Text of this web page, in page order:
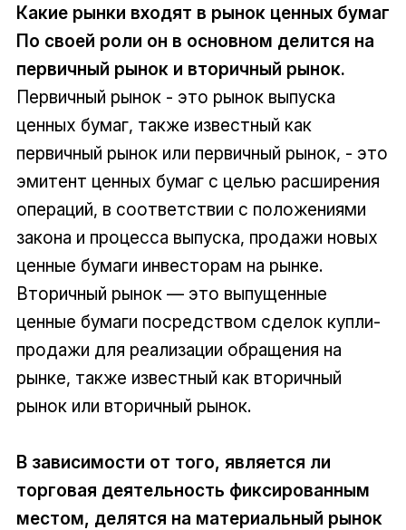
Какие рынки входят в рынок ценных бумаг
По своей роли он в основном делится на
первичный рынок и вторичный рынок.
Первичный рынок - это рынок выпуска
ценных бумаг, также известный как
первичный рынок или первичный рынок, - это
эмитент ценных бумаг с целью расширения
операций, в соответствии с положениями
закона и процесса выпуска, продажи новых
ценные бумаги инвесторам на рынке.
Вторичный рынок — это выпущенные
ценные бумаги посредством сделок купли-
продажи для реализации обращения на
рынке, также известный как вторичный
рынок или вторичный рынок.
В зависимости от того, является ли
торговая деятельность фиксированным
местом, делятся на материальный рынок